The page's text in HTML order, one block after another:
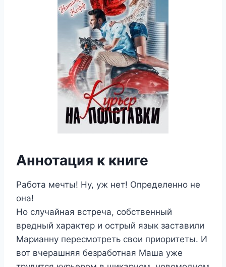
Аннотация к книге
Работа мечты! Ну, уж нет! Определенно не
она!
Но случайная встреча, собственный
вредный характер и острый язык заставили
Марианну пересмотреть свои приоритеты. И
вот вчерашняя безработная Маша уже